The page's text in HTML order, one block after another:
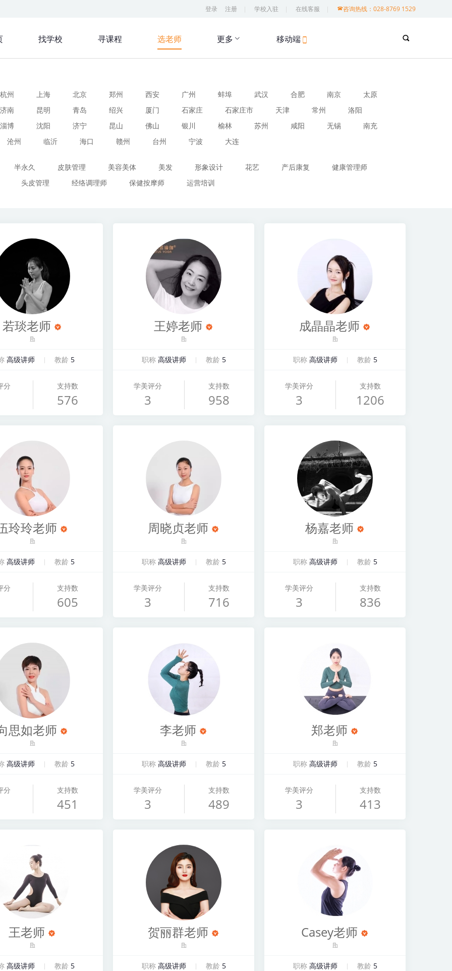
登录 注册 学校入驻 在线客服 咨询热线：028-8769 1529
找学校 寻课程 选老师 更多 移动端
杭州 上海 北京 郑州 西安 广州 蚌埠 武汉 合肥 南京
太原
济南
昆明 青岛 绍兴 厦门 石家庄 石家庄市 天津 常州
洛阳
淄博
沈阳 济宁 昆山 佛山 银川 榆林 苏州 咸阳 无锡
南充
沧州
临沂 海口 赣州 台州 宁波 大连
半永久 皮肤管理 美容美体 美发 形象设计 花艺 产后康复
健康管理师
头皮管理
经络调理师 保健按摩师 运营培训
若琰老师
高级讲师 教龄 5
分 支持数
576
王婷老师
职称 高级讲师 教龄 5
学美评分
3
支持数
958
成晶晶老师
职称 高级讲师 教龄 5
学美评分
3
支持数
1206
玲玲老师
高级讲师 教龄 5
分 支持数
605
周晓贞老师
职称 高级讲师 教龄 5
学美评分
3
支持数
716
杨嘉老师
职称 高级讲师 教龄 5
学美评分
3
支持数
836
思如老师
高级讲师 教龄 5
分 支持数
451
李老师
职称 高级讲师 教龄 5
学美评分
3
支持数
489
郑老师
职称 高级讲师 教龄 5
学美评分
3
支持数
413
王老师
高级讲师 教龄 5
贺丽群老师
职称 高级讲师 教龄 5
Casey老师
职称 高级讲师 教龄 5